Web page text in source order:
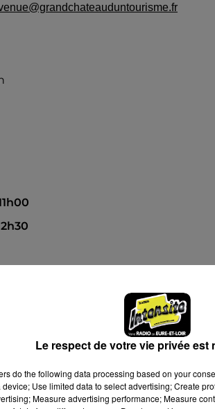
Le respect de votre vie privée est
do the following data processing based on your
Use limited data to select advertising; Create
Measure advertising performance; Measure